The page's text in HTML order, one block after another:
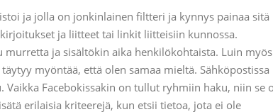
ja jolla on jonkinlainen filtteri ja kynnys painaa sitä
ja liitteet tai linkit liitteisiin kunnossa.
murretta ja sisältökin aika henkilökohtaista. Luin myös
täytyy myöntää, että olen samaa mieltä. Sähköpostissa
Facebokissakin on tullut ryhmiin haku, niin se
erilaisia kriteerejä, kun etsii tietoa, jota ei ole